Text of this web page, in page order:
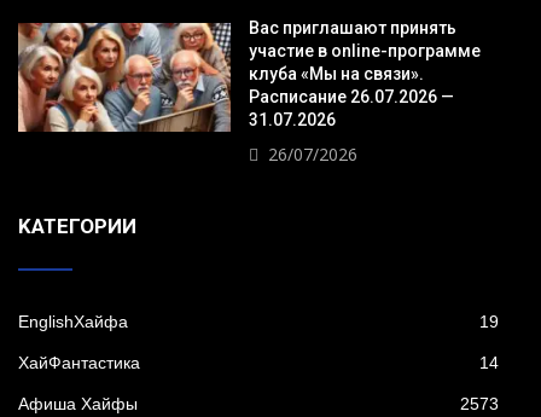
Вас приглашают принять
участие в online-программе
клуба «Мы на связи».
Расписание 26.07.2026 —
31.07.2026
26/07/2026
KАТЕГОРИИ
EnglishХайфа 19
XайФантастика 14
Афиша Хайфы 2573